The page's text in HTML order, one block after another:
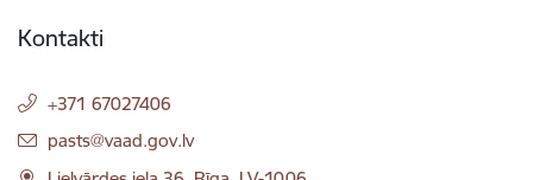
Kontakti
+371 67027406
E-pasts:
pasts@vaad.gov.lv